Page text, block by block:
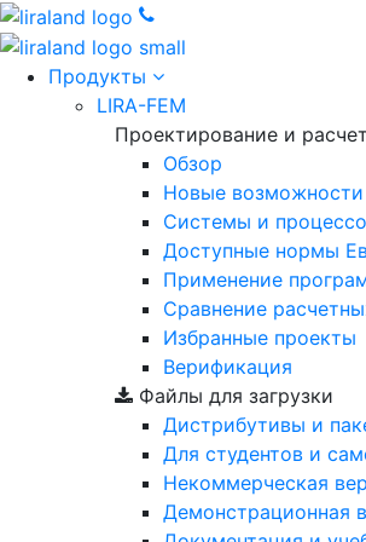
Продукты
LIRA-FEM
Проектирование и
Обзор
Новые возможности
Cистемы и
Доступные нормы
Применение
Сравнение
Избранные проекты
Верификация
Файлы для загрузки
Дистрибутивы и
Для студентов и
Некоммерческая
Демонстрационная